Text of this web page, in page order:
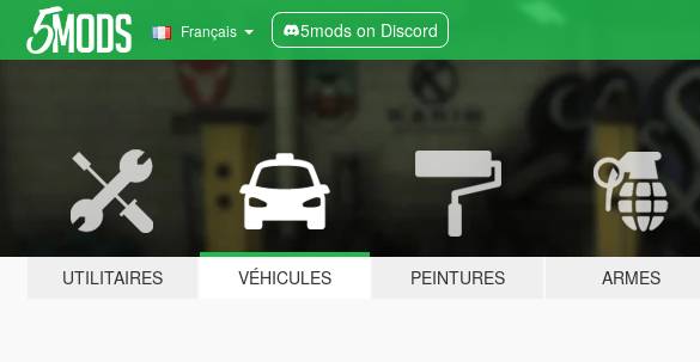
Français 5mods on Discord
UTILITAIRES VÉHICULES PEINTURES ARMES